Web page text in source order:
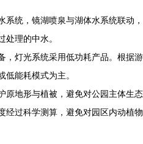
系统，镜湖喷泉与湖体水系统联动，
处理的中水。
，灯光系统采用低功耗产品。根据游
能耗模式为主。
原地形与植被，避免对公园主体生态
经过科学测算，避免对园区内动植物